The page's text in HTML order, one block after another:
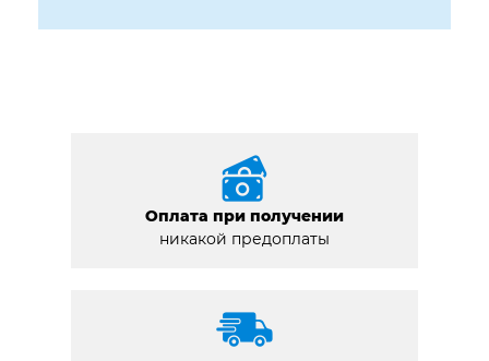
Оплата при получении
никакой предоплаты